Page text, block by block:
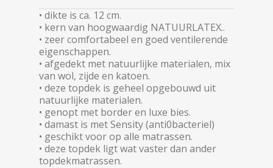
• dikte is ca. 12 cm.
• kern van hoogwaardig NATUURLATEX..
• zeer comfortabeel en goed ventilerende
eigenschappen.
• afgedekt met natuurlijke materialen, mix
van wol, zijde en katoen.
• deze topdek is geheel opgebouwd uit
natuurlijke materialen.
• genopt met border en luxe bies.
• damast is met Sensity (anti0bacteriel)
• geschikt voor op alle matrassen.
• deze topdek ligt wat vaster dan ander
topdekmatrassen.